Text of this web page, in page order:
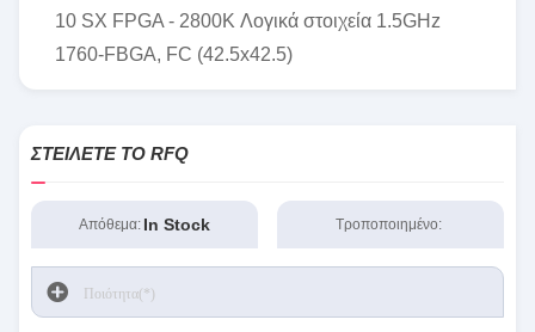
10 SX FPGA - 2800K Λογικά στοιχεία 1.5GHz
1760-FBGA, FC (42.5x42.5)
ΣΤΕΊΛΕΤΕ ΤΟ RFQ
Απόθεμα: In Stock Τροποποιημένο: